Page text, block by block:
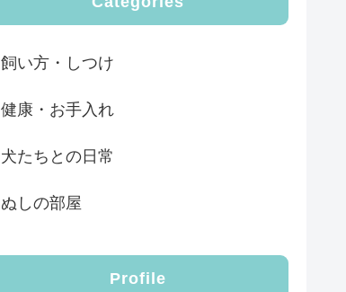
飼い方・しつけ
健康・お手入れ
犬たちとの日常
ぬしの部屋
Profile